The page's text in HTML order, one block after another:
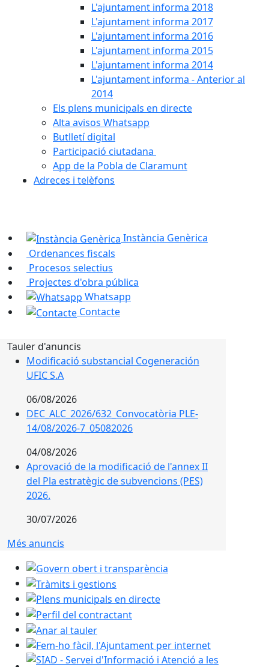
L'ajuntament informa 2018
L'ajuntament informa 2017
L'ajuntament informa 2016
L'ajuntament informa 2015
L'ajuntament informa 2014
L'ajuntament informa - Anterior al
2014
Els plens municipals en directe
Alta avisos Whatsapp
Butlletí digital
Participació ciutadana
App de la Pobla de Claramunt
Adreces i telèfons
Instància Genèrica
Ordenances fiscals
Procesos selectius
Projectes d'obra pública
Whatsapp
Contacte
Tauler d'anuncis
Modificació substancial Cogeneración
UFIC S.A
06/08/2026
DEC_ALC_2026/632_Convocatòria PLE-
14/08/2026-7_05082026
04/08/2026
Aprovació de la modificació de l'annex II
del Pla estratègic de subvencions (PES)
2026.
30/07/2026
Més anuncis
Govern obert i transparència
Tràmits i gestions
Plens municipals en directe
Perfil del contractant
Anar al tauler
Fem-ho fàcil, l'Ajuntament per internet
SIAD - Servei d'Informació i Atenció a les Dones 2023